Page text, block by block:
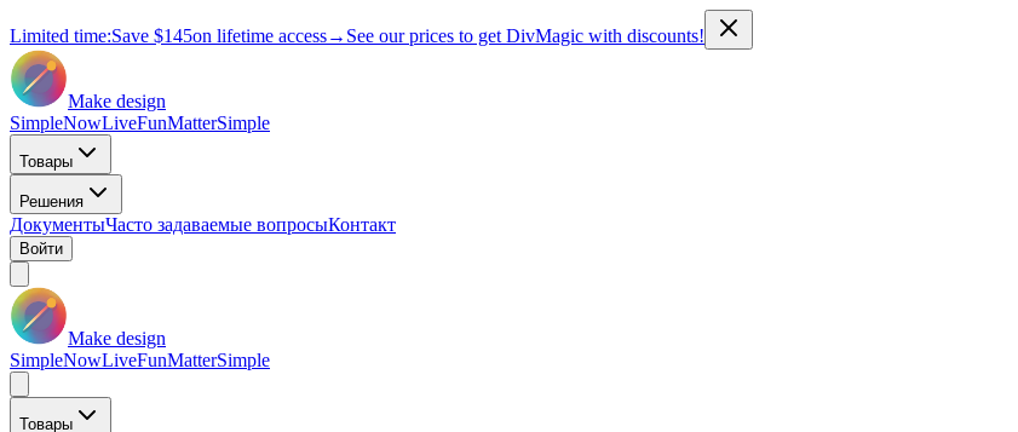
Limited time:Save $145on lifetime access→ See our prices to get DivMagic with discounts!
Make design
SimpleNowLiveFunMatterSimple
Товары
Решения
ДокументыЧасто задаваемые вопросыКонтакт
Войти
Make design
SimpleNowLiveFunMatterSimple
Товары